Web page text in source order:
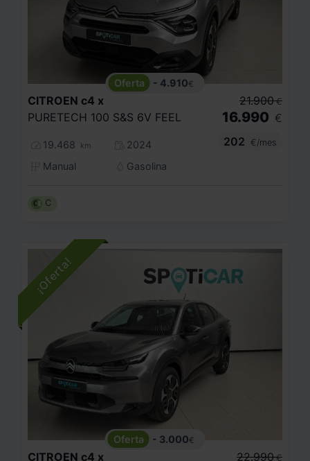
- 4.910€
CITROEN c4 x
PURETECH 100 S&S 6V FEEL
19.468 km
2024
Manual
Gasolina
21.900 €
16.990 €
202
€/mes
C
- 3.000€
CITROEN c4 x
22.990 €